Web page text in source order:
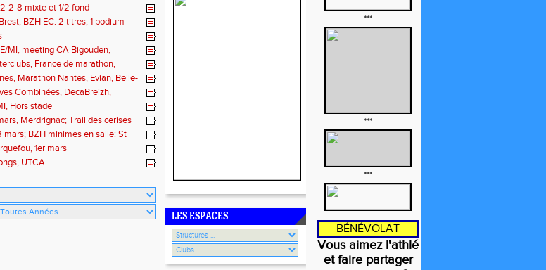
2-8 mixte et 1/2 fond
BZH EC: 2 titres, 1 podium
MI, meeting CA Bigouden,
France de marathon,
Marathon Nantes, Evian, Belle-
Combinées, DecaBreizh,
Hors stade
Merdrignac; Trail des cerises
mars; BZH minimes en salle: St
1er mars
UTCA
LES ESPACES
***
***
***
BÉNÉVOLAT
Vous aimez l'athlé
et faire partager